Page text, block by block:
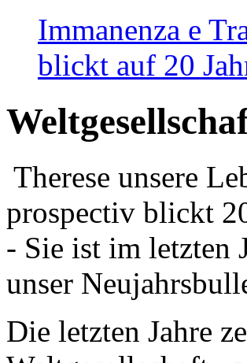
Immanenza e
blickt auf 20
Therese unsere
prospectiv blickt
- Sie ist im letzten
unser
Die letzten Jahre